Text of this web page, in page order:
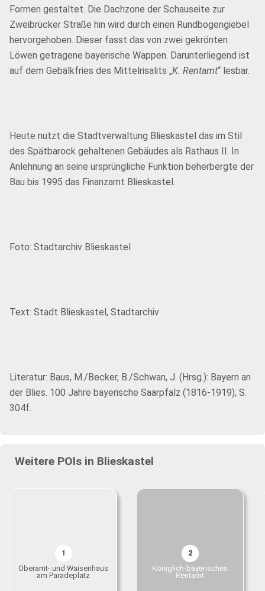
Formen gestaltet. Die Dachzone der Schauseite zur
Zweibrücker Straße hin wird durch einen Rundbogengiebel
hervorgehoben. Dieser fasst das von zwei gekrönten
Löwen getragene bayerische Wappen. Darunterliegend ist
auf dem Gebälkfries des Mittelrisalits „K. Rentamt“ lesbar.
Heute nutzt die Stadtverwaltung Blieskastel das im Stil
des Spätbarock gehaltenen Gebäudes als Rathaus II. In
Anlehnung an seine ursprüngliche Funktion beherbergte der
Bau bis 1995 das Finanzamt Blieskastel.
Foto: Stadtarchiv Blieskastel
Text: Stadt Blieskastel, Stadtarchiv
Literatur: Baus, M./Becker, B./Schwan, J. (Hrsg.): Bayern an
der Blies. 100 Jahre bayerische Saarpfalz (1816-1919), S.
304f.
Weitere POIs in Blieskastel
1
Oberamt- und Waisenhaus
am Paradeplatz
2
Königlich-bayerisches
Rentamt